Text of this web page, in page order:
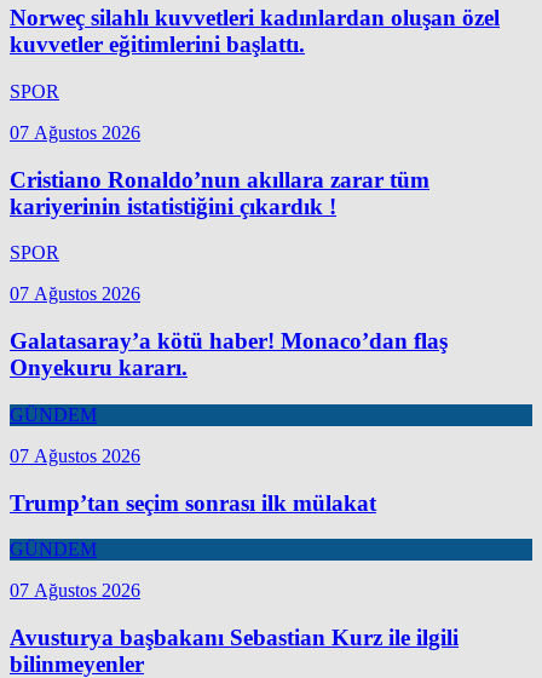
Norweç silahlı kuvvetleri kadınlardan oluşan özel
kuvvetler eğitimlerini başlattı.
SPOR
07 Ağustos 2026
Cristiano Ronaldo’nun akıllara zarar tüm
kariyerinin istatistiğini çıkardık !
SPOR
07 Ağustos 2026
Galatasaray’a kötü haber! Monaco’dan flaş
Onyekuru kararı.
GÜNDEM
07 Ağustos 2026
Trump’tan seçim sonrası ilk mülakat
GÜNDEM
07 Ağustos 2026
Avusturya başbakanı Sebastian Kurz ile ilgili
bilinmeyenler